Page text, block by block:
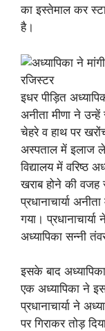
का इस्तेमाल कर
है।
इधर पीड़ित
अनीता मीणा ने
चेहरे व हाथ पर
अस्पताल में इलाज ले
विद्यालय में वरिष्ठ
खराब होने की
प्रधानाचार्या
गया।
अध्यापिका सन्नी
इसके बाद
एक अध्यापिका ने
प्रधानाचार्या ने
पर गिराकर तोड़